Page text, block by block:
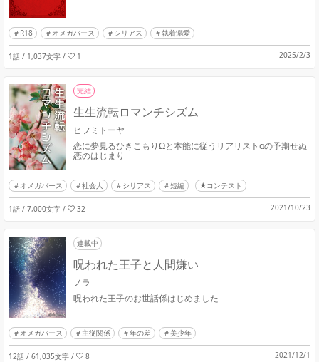
R18 オメガバース シリアス 執着溺愛
1話 / 1,037文字 / 1 2025/2/3
完結
生生流転ロマンチシズム
ヒフミトーヤ
恋に夢見るひきこもりΩと本能に従うリアリストαの予期せぬ
恋のはじまり
オメガバース 社会人 シリアス 短編 ★コンテスト
1話 / 7,000文字 / 32 2021/10/23
連載中
呪われた王子と人間嫌い
ノラ
呪われた王子のお世話係はじめました
オメガバース 主従関係 年の差 美少年
12話 / 61,035文字 / 8 2021/12/1